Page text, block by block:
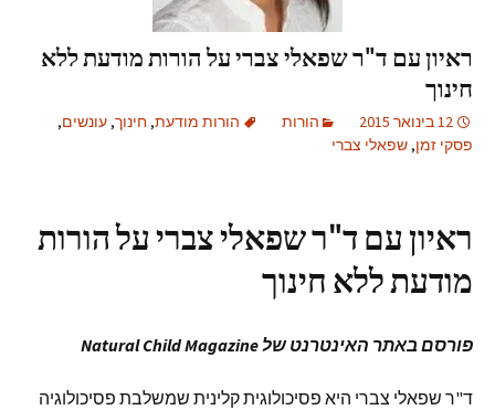
ראיון עם ד"ר שפאלי צברי על הורות מודעת ללא
חינוך
12 בינואר 2015 הורות הורות מודעת, חינוך, עונשים,
פסקי זמן, שפאלי צברי
ראיון עם ד"ר שפאלי צברי על הורות
מודעת ללא חינוך
פורסם באתר האינטרנט של Natural Child Magazine
ד"ר שפאלי צברי היא פסיכולוגית קלינית שמשלבת פסיכולוגיה